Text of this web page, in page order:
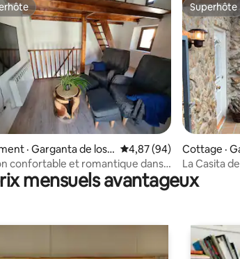
5 sur 5, 13 commentaires
· Garganta de los
Note moyenne de 4,87
4,87 (94)
confortable et romantique dans
Superhôte
Superhôte
Cottage ·
ontes
La Casita
montagnes.
mensuels avantageux